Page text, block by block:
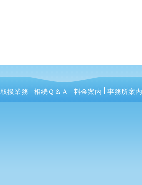
取扱業務 相続Ｑ＆Ａ 料金案内 事務所案内